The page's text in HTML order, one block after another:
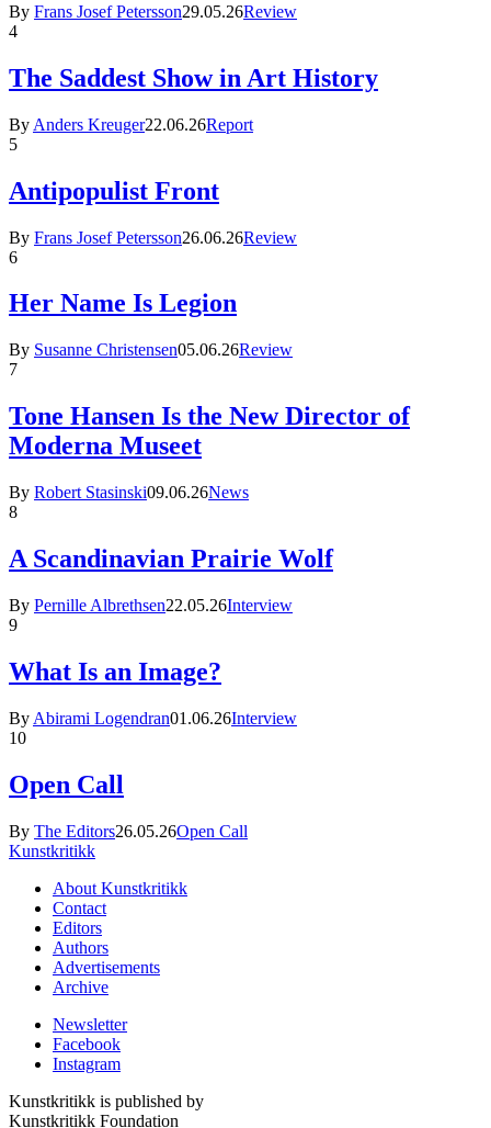
By Frans Josef Petersson29.05.26Review
4
The Saddest Show in Art History
By Anders Kreuger22.06.26Report
5
Antipopulist Front
By Frans Josef Petersson26.06.26Review
6
Her Name Is Legion
By Susanne Christensen05.06.26Review
7
Tone Hansen Is the New Director of
Moderna Museet
By Robert Stasinski09.06.26News
8
A Scandinavian Prairie Wolf
By Pernille Albrethsen22.05.26Interview
9
What Is an Image?
By Abirami Logendran01.06.26Interview
10
Open Call
By The Editors26.05.26Open Call
Kunstkritikk
About Kunstkritikk
Contact
Editors
Authors
Advertisements
Archive
Newsletter
Facebook
Instagram
Kunstkritikk is published by
Kunstkritikk Foundation